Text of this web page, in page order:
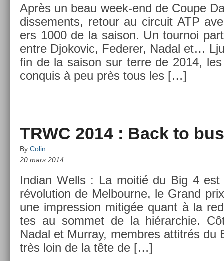
Après un beau week-end de Coupe
disse­ments, re­tour au cir­cuit ATP
ers 1000 de la saison. Un tour­noi
entre Djokovic, Feder­er, Nadal et…
fin de la saison sur terre de 2014,
con­quis à peu près tous les […]
TRWC 2014 : Back to
By Colin
20 mars 2014
In­dian Wells : La moitié du Big 4
révolu­tion de Mel­bour­ne, le Grand
une im­press­ion mitigée quant à la
tes au som­met de la hié­rarchie.
Nadal et Mur­ray, mem­bres at­titrés du
très loin de la tête de […]